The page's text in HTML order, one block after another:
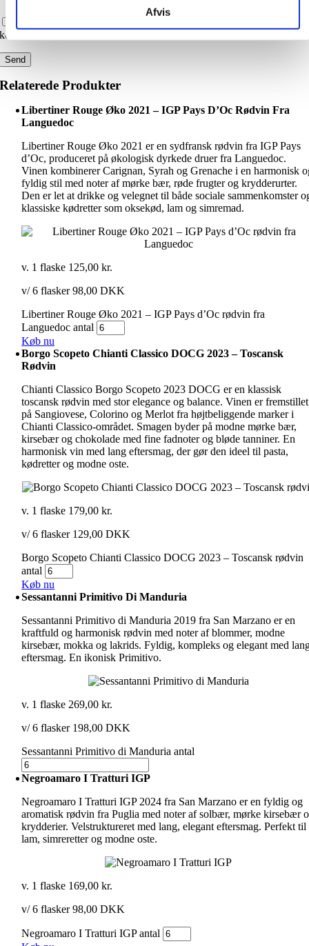
Afvis
kommenterer.
Relaterede Produkter
Libertiner Rouge Øko 2021 – IGP Pays D’Oc Rødvin Fra
Languedoc
Libertiner Rouge Øko 2021 er en sydfransk rødvin fra IGP Pays
d’Oc, produceret på økologisk dyrkede druer fra Languedoc.
Vinen kombinerer Carignan, Syrah og Grenache i en harmonisk
fyldig stil med noter af mørke bær, røde frugter og krydderurter.
Den er let at drikke og velegnet til både sociale sammenkomster
klassiske kødretter som oksekød, lam og simremad.
v. 1 flaske 125,00kr.
v/ 6 flasker 98,00 DKK
Libertiner Rouge Øko 2021 – IGP Pays d’Oc rødvin fra
Languedoc antal
Køb nu
Borgo Scopeto Chianti Classico DOCG 2023 – Toscansk
Rødvin
Chianti Classico Borgo Scopeto 2023 DOCG er en klassisk
toscansk rødvin med stor elegance og balance. Vinen er fremstillet
på Sangiovese, Colorino og Merlot fra højtbeliggende marker i
Chianti Classico-området. Smagen byder på modne mørke bær,
kirsebær og chokolade med fine fadnoter og bløde tanniner. En
harmonisk vin med lang eftersmag, der gør den ideel til pasta,
kødretter og modne oste.
v. 1 flaske 179,00kr.
v/ 6 flasker 129,00 DKK
Borgo Scopeto Chianti Classico DOCG 2023 – Toscansk rødvin
antal
Køb nu
Sessantanni Primitivo Di Manduria
Sessantanni Primitivo di Manduria 2019 fra San Marzano er en
kraftfuld og harmonisk rødvin med noter af blommer, modne
kirsebær, mokka og lakrids. Fyldig, kompleks og elegant med
eftersmag. En ikonisk Primitivo.
v. 1 flaske 269,00kr.
v/ 6 flasker 198,00 DKK
Sessantanni Primitivo di Manduria antal
Negroamaro I Tratturi IGP
Negroamaro I Tratturi IGP 2024 fra San Marzano er en fyldig og
aromatisk rødvin fra Puglia med noter af solbær, mørke kirsebær
krydderier. Velstruktureret med lang, elegant eftersmag. Perfekt til
lam, simreretter og modne oste.
v. 1 flaske 169,00kr.
v/ 6 flasker 98,00 DKK
Negroamaro I Tratturi IGP antal